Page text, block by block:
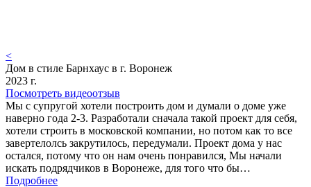
<
Дом в стиле Барнхаус в г. Воронеж
2023 г.
Посмотреть видеоотзыв
Мы с супругой хотели построить дом и думали о доме уже
наверно года 2-3. Разработали сначала такой проект для себя,
хотели строить в московской компании, но потом как то все
завертелолсь закрутилось, передумали. Проект дома у нас
остался, потому что он нам очень понравился, Мы начали
искать подрядчиков в Воронеже, для того что бы…
Подробнее